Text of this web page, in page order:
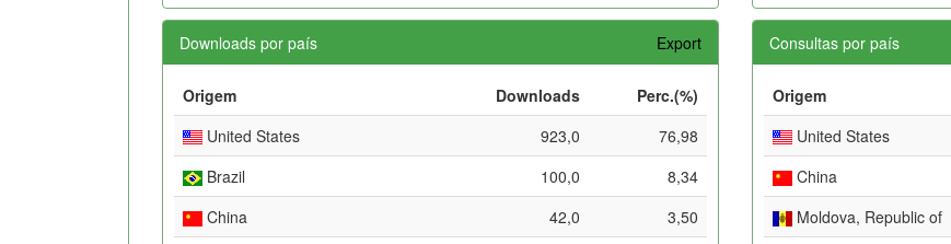
Downloads por país Export
Origem Downloads
Perc.(%)
United States
923,0
76,98
Brazil
100,0
8,34
China
42,0
3,50
Consultas por país
Origem
United States
China
Moldova, Republic of